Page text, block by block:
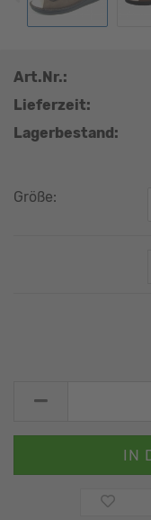
Art.Nr.:
Lieferzeit:
Lagerbestand:
Größe: